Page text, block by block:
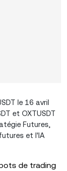
le 16 avril
et OXTUSDT
Futures,
et l'IA
de trading